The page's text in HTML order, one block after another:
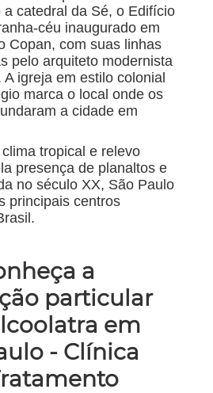
catedral da Sé, o Edifício
céu inaugurado em
Copan, com suas linhas
pelo arquiteto modernista
igreja em estilo colonial
marca o local onde os
a cidade em
tropical e relevo
presença de planaltos e
no século XX, São Paulo
principais centros
a
particular
em
- Clínica